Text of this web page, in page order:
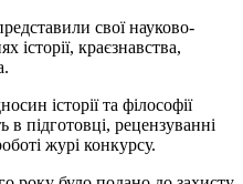
свої науково-
історії, краєзнавства,
історії та філософії
в підготовці, рецензуванні
журі конкурсу.